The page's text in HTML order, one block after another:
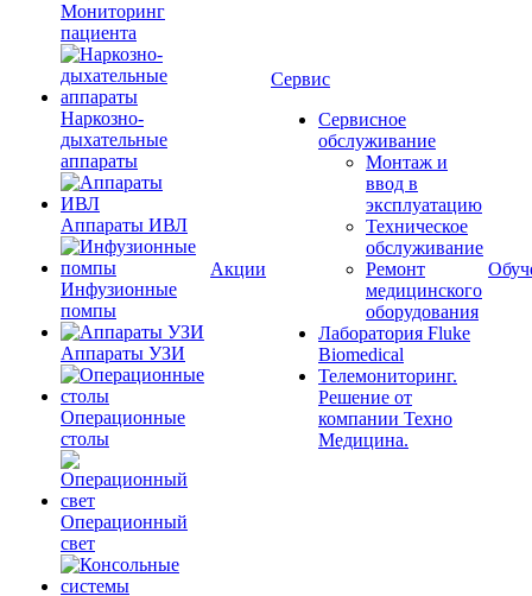
Мониторинг
пациента
Наркозно-
дыхательные
аппараты
Аппараты ИВЛ
Инфузионные
помпы
Аппараты УЗИ
Операционные
столы
Операционный
свет
Акции
Сервис
Сервисное
обслуживание
Монтаж и
ввод в
эксплуатацию
Техническое
обслуживание
Ремонт
медицинского
оборудования
Лаборатория Fluke
Biomedical
Телемониторинг.
Решение от
компании Техно
Медицина.